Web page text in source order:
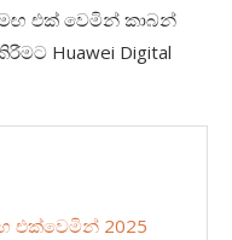
එක් වෙමින් කාබන්
Huawei Digital
එක්වෙමින් 2025